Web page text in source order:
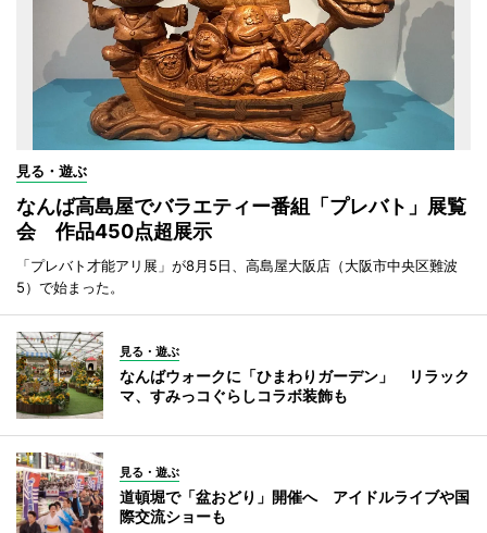
見る・遊ぶ
なんば高島屋でバラエティー番組「プレバト」展覧
会 作品450点超展示
「プレバト才能アリ展」が8月5日、高島屋大阪店（大阪市中央区難波
5）で始まった。
見る・遊ぶ
なんばウォークに「ひまわりガーデン」 リラック
マ、すみっコぐらしコラボ装飾も
見る・遊ぶ
道頓堀で「盆おどり」開催へ アイドルライブや国
際交流ショーも